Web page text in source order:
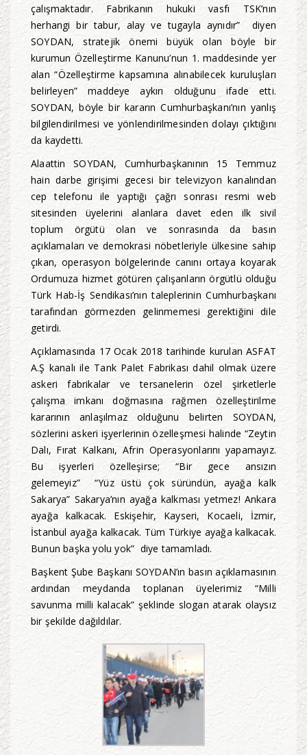
çalışmaktadır. Fabrikanın hukuki vasfı TSK’nın
herhangi bir tabur, alay ve tugayla aynıdır” diyen
SOYDAN, stratejik önemi büyük olan böyle bir
kurumun Özelleştirme Kanunu’nun 1. maddesinde yer
alan “Özelleştirme kapsamına alınabilecek kuruluşları
belirleyen” maddeye aykırı olduğunu ifade etti.
SOYDAN, böyle bir kararın Cumhurbaşkanı’nın yanlış
bilgilendirilmesi ve yönlendirilmesinden dolayı çıktığını
da kaydetti.
Alaattin SOYDAN, Cumhurbaşkanının 15 Temmuz
hain darbe girişimi gecesi bir televizyon kanalından
cep telefonu ile yaptığı çağrı sonrası resmi web
sitesinden üyelerini alanlara davet eden ilk sivil
toplum örgütü olan ve sonrasında da basın
açıklamaları ve demokrasi nöbetleriyle ülkesine sahip
çıkan, operasyon bölgelerinde canını ortaya koyarak
Ordumuza hizmet götüren çalışanların örgütlü olduğu
Türk Hab-İş Sendikası’nın taleplerinin Cumhurbaşkanı
tarafından görmezden gelinmemesi gerektiğini dile
getirdi.
Açıklamasında 17 Ocak 2018 tarihinde kurulan ASFAT
A.Ş kanalı ile Tank Palet Fabrikası dahil olmak üzere
askeri fabrikalar ve tersanelerin özel şirketlerle
çalışma imkanı doğmasına rağmen özelleştirilme
kararının anlaşılmaz olduğunu belirten SOYDAN,
sözlerini askeri işyerlerinin özelleşmesi halinde “Zeytin
Dalı, Fırat Kalkanı, Afrin Operasyonlarını yapamayız.
Bu işyerleri özelleşirse; “Bir gece ansızın
gelemeyiz” “Yüz üstü çok süründün, ayağa kalk
Sakarya” Sakarya’nın ayağa kalkması yetmez! Ankara
ayağa kalkacak. Eskişehir, Kayseri, Kocaeli, İzmir,
İstanbul ayağa kalkacak. Tüm Türkiye ayağa kalkacak.
Bunun başka yolu yok” diye tamamladı.
Başkent Şube Başkanı SOYDAN’ın basın açıklamasının
ardından meydanda toplanan üyelerimiz “Milli
savunma milli kalacak” şeklinde slogan atarak olaysız
bir şekilde dağıldılar.